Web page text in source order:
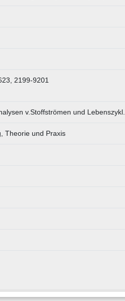
2199-9201
v.Stoffströmen und Lebenszykl.
Theorie und Praxis